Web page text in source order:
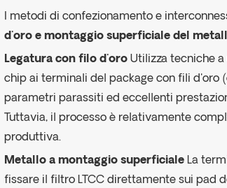
I metodi di confezionamento e
d'oro e montaggio superficiale del
Legatura con filo d'oroUtilizza tecniche
chip ai terminali del package con fili d'oro
parametri parassiti ed eccellenti
Tuttavia, il processo è relativamente
produttiva.
Metallo a montaggio superficiale La
fissare il filtro LTCC direttamente sui pad